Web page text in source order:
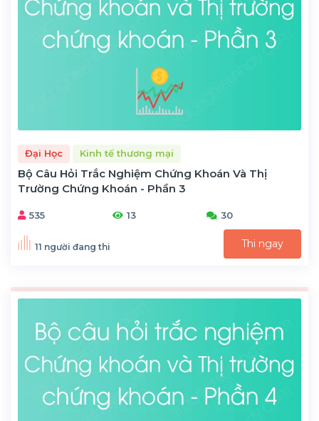
Đại Học Kinh tế thương mại
Bộ Câu Hỏi Trắc Nghiệm Chứng Khoán Và Thị
Trường Chứng Khoán - Phần 3
535 13 30
11 người đang thi Thi ngay